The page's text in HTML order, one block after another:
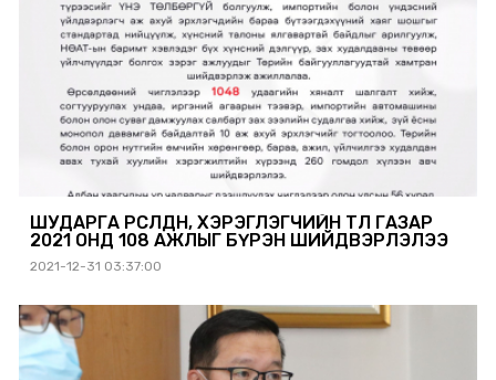
ШУДАРГА ӨРСӨЛДӨӨН, ХЭРЭГЛЭГЧИЙН ТӨЛӨӨ ГАЗАР
2021 ОНД 108 АЖЛЫГ БҮРЭН ШИЙДВЭРЛЭЛЭЭ
2021-12-31 03:37:00